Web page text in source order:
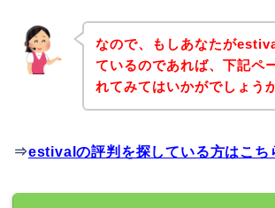
なので、もしあなたが
ているのであれば、下記ペ
れてみてはいかがでしょう
⇒estivalの評判を探している方はこち